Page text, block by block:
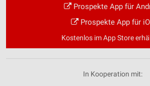
Prospekte App für
Prospekte App für
Kostenlos im App Store
In Kooperation mit: